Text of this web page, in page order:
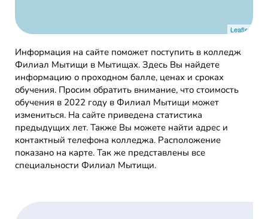
Leaflet
Информация на сайте поможет поступить в колледж
Филиал Мытищи в Мытищах. Здесь Вы найдете
информацию о проходном балле, ценах и сроках
обучения. Просим обратить внимание, что стоимость
обучения в 2022 году в Филиал Мытищи может
измениться. На сайте приведена статистика
предыдущих лет. Также Вы можете найти адрес и
контактный телефона колледжа. Расположение
показано на карте. Так же представлены все
специальности Филиал Мытищи.